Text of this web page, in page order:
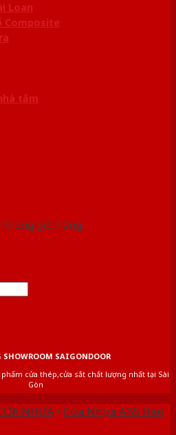
Loan
Composite
tắm
trong giỏ hàng.
SHOWROOM SAIGONDOOR
cửa thép,cửa sắt chất lượng nhất tại Sài
Gòn
NHỰA/Cửa Nhựa ABS Hàn